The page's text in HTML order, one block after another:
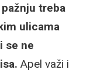
treba
ulicama
se ne
Apel važi i